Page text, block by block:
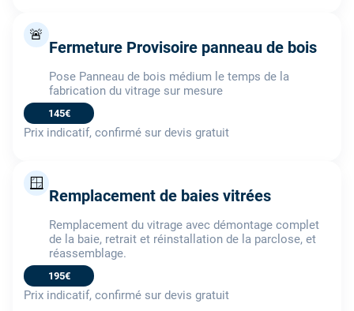
🚨
Fermeture Provisoire panneau de bois
Pose Panneau de bois médium le temps de la
fabrication du vitrage sur mesure
145€
Prix indicatif, confirmé sur devis gratuit
🪟
Remplacement de baies vitrées
Remplacement du vitrage avec démontage complet
de la baie, retrait et réinstallation de la parclose, et
réassemblage.
195€
Prix indicatif, confirmé sur devis gratuit